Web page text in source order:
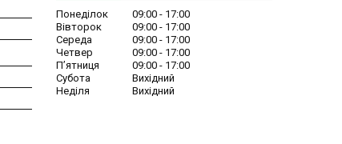
Понеділок 09:00
17:00
Вівторок
09:00
17:00
Середа
09:00
17:00
Четвер
09:00
17:00
Пʼятниця
09:00
17:00
Субота
Вихідний
Неділя
Вихідний